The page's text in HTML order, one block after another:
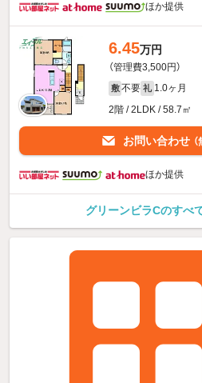
ほか提供
6.45万円
（管理費3,500円）
敷 不要 礼 1.0ヶ月
2階 / 2LDK / 58.7㎡
お問い合わせ
ほか提供
グリーンビラCのすべ